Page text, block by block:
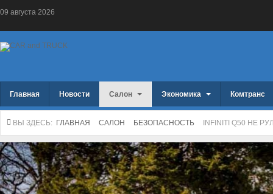
09 августа 2026
Главная Новости Салон Экономика Комтранс
ВЫ ЗДЕСЬ: ГЛАВНАЯ САЛОН БЕЗОПАСНОСТЬ INFINITI Q50 НЕ